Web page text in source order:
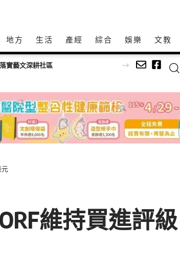
地方 生活 產經 綜合 娛樂 文教
實藝文深耕社區
元
維持買進評